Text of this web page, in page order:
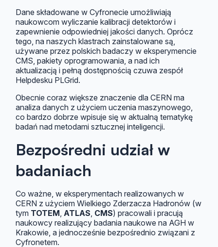
Dane składowane w Cyfronecie umożliwiają
naukowcom wyliczanie kalibracji detektorów i
zapewnienie odpowiedniej jakości danych. Oprócz
tego, na naszych klastrach zainstalowane są,
używane przez polskich badaczy w eksperymencie
CMS, pakiety oprogramowania, a nad ich
aktualizacją i pełną dostępnością czuwa zespół
Helpdesku PLGrid.
Obecnie coraz większe znaczenie dla CERN ma
analiza danych z użyciem uczenia maszynowego,
co bardzo dobrze wpisuje się w aktualną tematykę
badań nad metodami sztucznej inteligencji.
Bezpośredni udział w
badaniach
Co ważne, w eksperymentach realizowanych w
CERN z użyciem Wielkiego Zderzacza Hadronów (w
tym TOTEM, ATLAS, CMS) pracowali i pracują
naukowcy realizujący badania naukowe na AGH w
Krakowie, a jednocześnie bezpośrednio związani z
Cyfronetem.